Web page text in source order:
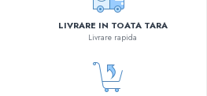
LIVRARE IN TOATA TARA
Livrare rapida